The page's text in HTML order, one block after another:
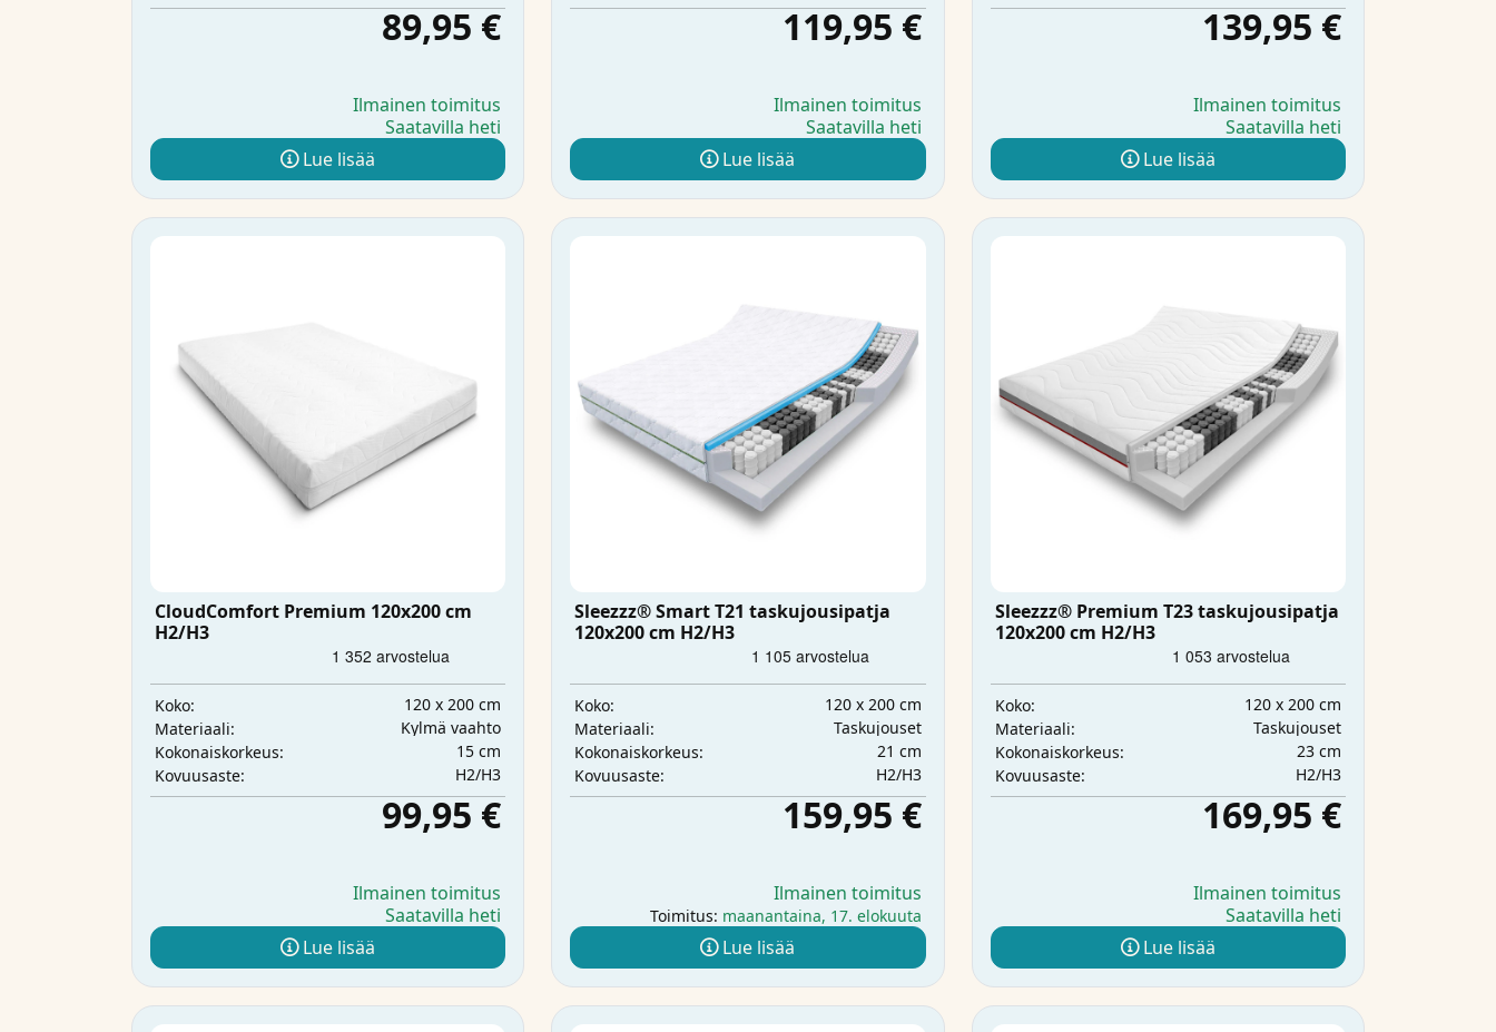
89,95 €
Ilmainen toimitus
Saatavilla heti
Lue lisää
119,95 €
Ilmainen toimitus
Saatavilla heti
Lue lisää
139,95 €
Ilmainen toimitus
Saatavilla heti
Lue lisää
CloudComfort Premium 120x200 cm
H2/H3
Koko:
120 x 200 cm
Materiaali:
Kylmä vaahto
Kokonaiskorkeus:
15 cm
Kovuusaste:
H2/H3
99,95 €
Ilmainen toimitus
Saatavilla heti
Lue lisää
Sleezzz® Smart T21 taskujousipatja
120x200 cm H2/H3
Koko:
120 x 200 cm
Materiaali:
Taskujouset
Kokonaiskorkeus:
21 cm
Kovuusaste:
H2/H3
159,95 €
Ilmainen toimitus
Toimitus: maanantaina, 17. elokuuta
Lue lisää
Sleezzz® Premium T23 taskujousipatja
120x200 cm H2/H3
Koko:
120 x 200 cm
Materiaali:
Taskujouset
Kokonaiskorkeus:
23 cm
Kovuusaste:
H2/H3
169,95 €
Ilmainen toimitus
Saatavilla heti
Lue lisää